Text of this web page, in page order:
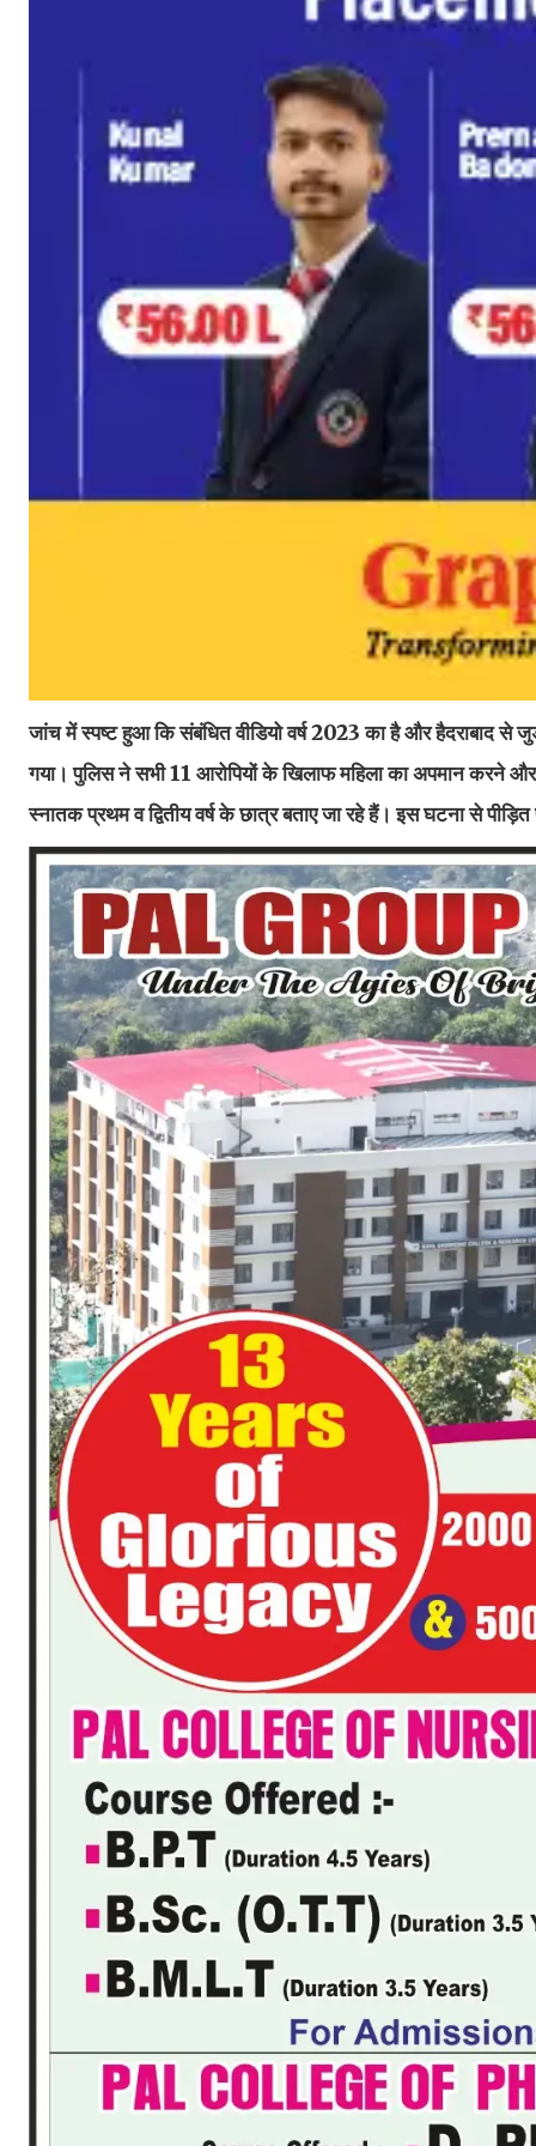
जांच में स्पष्ट हुआ कि संबंधित वीडियो वर्ष 2023 का है और हैदराबाद
गया। पुलिस ने सभी 11 आरोपियों के खिलाफ महिला का अपमान करने
स्नातक प्रथम व द्वितीय वर्ष के छात्र बताए जा रहे हैं। इस घटना से